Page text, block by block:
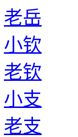
老岳
小钦
老钦
小支
老支